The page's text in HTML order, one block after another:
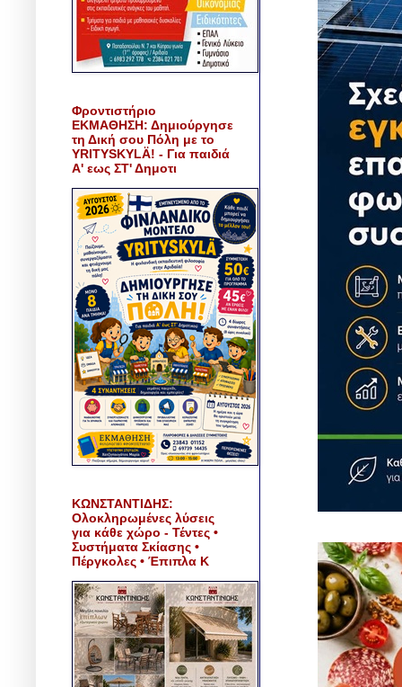
Φροντιστήριο
ΕΚΜΑΘΗΣΗ: Δημιούργησε
τη Δική σου Πόλη με το
YRITYSKYLÄ! - Για παιδιά
Α' εως ΣΤ' Δημοτι
ΚΩΝΣΤΑΝΤΙΔΗΣ:
Ολοκληρωμένες λύσεις
για κάθε χώρο - Τέντες •
Συστήματα Σκίασης •
Πέργκολες • Έπιπλα Κ